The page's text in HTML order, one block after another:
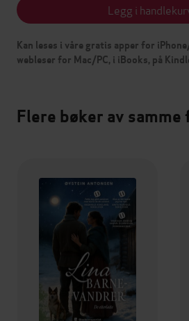
Legg i
Kan leses i våre gratis apper for
webleser for Mac/PC, i iBooks, på
Flere bøker av